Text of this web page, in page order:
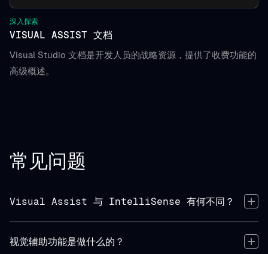
深入探索
VISUAL ASSIST 文档
Visual Studio 文档是开发人员的战略资源，提供了收费功能的
高级概述。
常见问题
Visual Assist 与 IntelliSense 有何不同？
视觉辅助功能是做什么的？